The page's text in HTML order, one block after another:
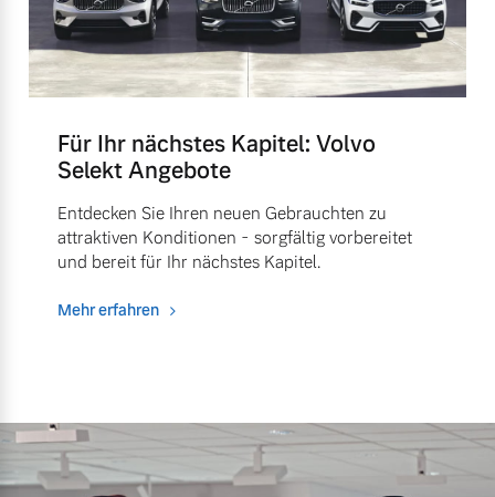
Für Ihr nächstes Kapitel: Volvo
Selekt Angebote
Entdecken Sie Ihren neuen Gebrauchten zu
attraktiven Konditionen - sorgfältig vorbereitet
und bereit für Ihr nächstes Kapitel.
Mehr erfahren